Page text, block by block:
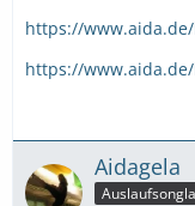
https://
https://
Aidagela